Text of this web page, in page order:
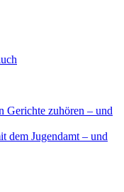
Gerichte zuhören – und
dem Jugendamt – und